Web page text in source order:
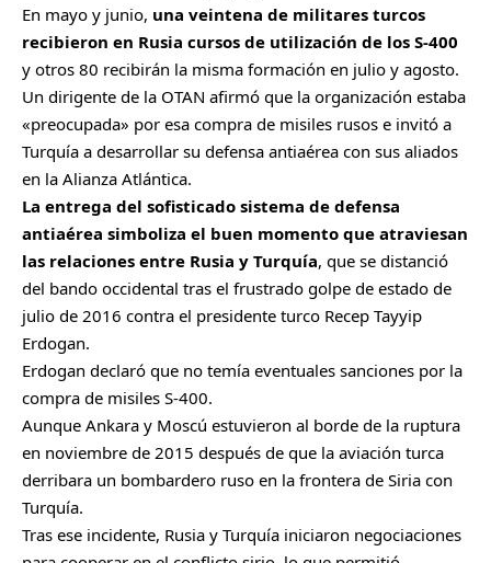
En mayo y junio, una veintena de militares turcos
recibieron en Rusia cursos de utilización de los S-400
y otros 80 recibirán la misma formación en julio y agosto.
Un dirigente de la OTAN afirmó que la organización estaba
«preocupada» por esa compra de misiles rusos e invitó a
Turquía a desarrollar su defensa antiaérea con sus aliados
en la Alianza Atlántica.
La entrega del sofisticado sistema de defensa
antiaérea simboliza el buen momento que atraviesan
las relaciones entre Rusia y Turquía, que se distanció
del bando occidental tras el frustrado golpe de estado de
julio de 2016 contra el presidente turco Recep Tayyip
Erdogan.
Erdogan declaró que no temía eventuales sanciones por la
compra de misiles S-400.
Aunque Ankara y Moscú estuvieron al borde de la ruptura
en noviembre de 2015 después de que la aviación turca
derribara un bombardero ruso en la frontera de Siria con
Turquía.
Tras ese incidente, Rusia y Turquía iniciaron negociaciones